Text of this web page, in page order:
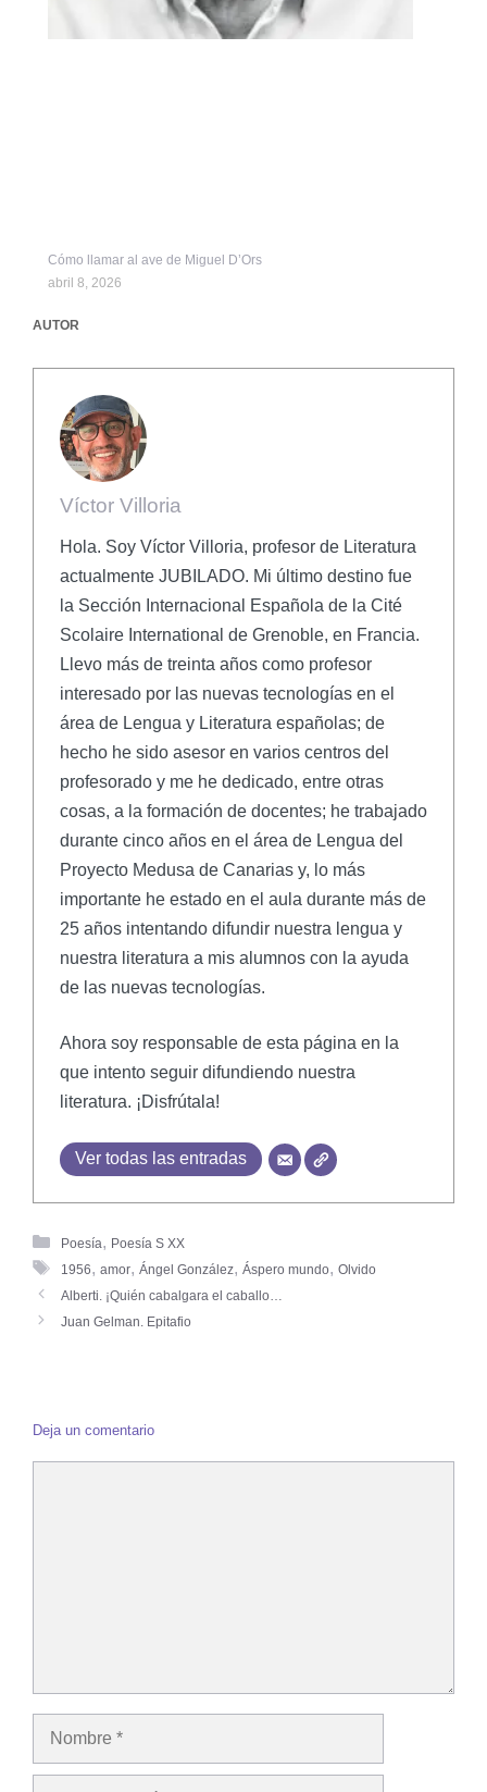
Cómo llamar al ave de Miguel D’Ors
abril 8, 2026
AUTOR
Víctor Villoria
Hola. Soy Víctor Villoria, profesor de Literatura
actualmente JUBILADO. Mi último destino fue
la Sección Internacional Española de la Cité
Scolaire International de Grenoble, en Francia.
Llevo más de treinta años como profesor
interesado por las nuevas tecnologías en el
área de Lengua y Literatura españolas; de
hecho he sido asesor en varios centros del
profesorado y me he dedicado, entre otras
cosas, a la formación de docentes; he trabajado
durante cinco años en el área de Lengua del
Proyecto Medusa de Canarias y, lo más
importante he estado en el aula durante más de
25 años intentando difundir nuestra lengua y
nuestra literatura a mis alumnos con la ayuda
de las nuevas tecnologías.
Ahora soy responsable de esta página en la
que intento seguir difundiendo nuestra
literatura. ¡Disfrútala!
Ver todas las entradas
Poesía, Poesía S XX
1956, amor, Ángel González, Áspero mundo, Olvido
Alberti. ¡Quién cabalgara el caballo…
Juan Gelman. Epitafio
Deja un comentario